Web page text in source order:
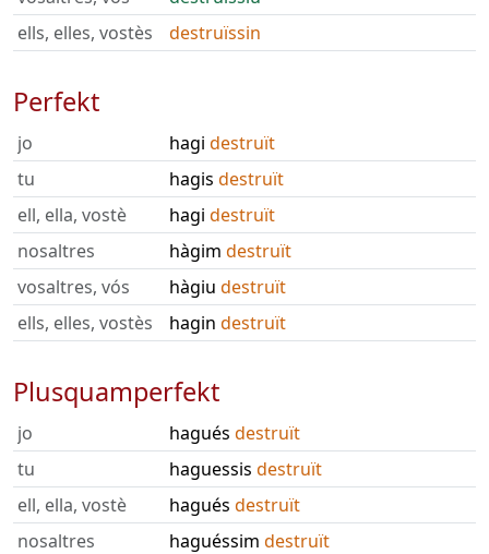
ells, elles, vostès
destruïssin
Perfekt
jo hagi destruït
tu
hagis destruït
ell, ella, vostè
hagi destruït
nosaltres
hàgim destruït
vosaltres, vós
hàgiu destruït
ells, elles, vostès
hagin destruït
Plusquamperfekt
jo hagués destruït
tu
haguessis destruït
ell, ella, vostè
hagués destruït
nosaltres
haguéssim destruït